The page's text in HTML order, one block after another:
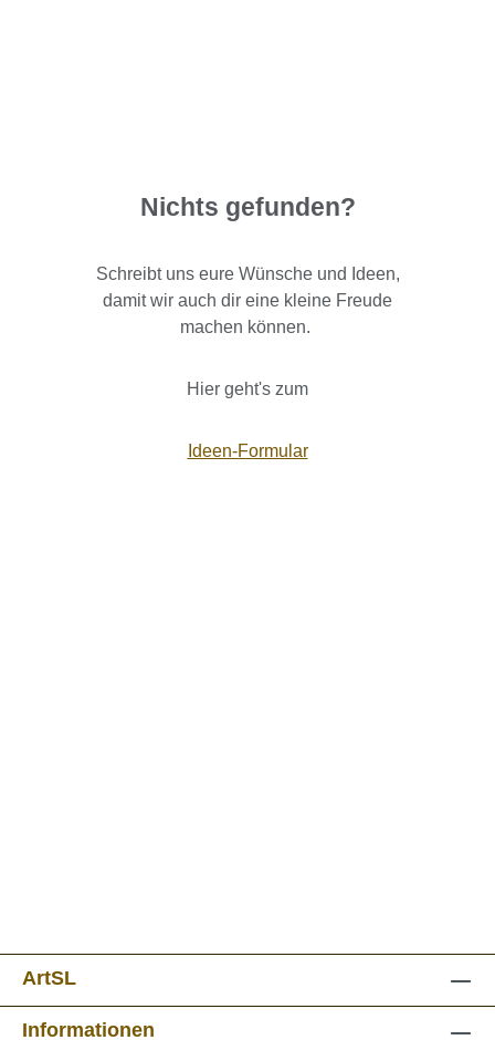
Nichts gefunden?
Schreibt uns eure Wünsche und Ideen,
damit wir auch dir eine kleine Freude
machen können.
Hier geht's zum
Ideen-Formular
ArtSL
Informationen